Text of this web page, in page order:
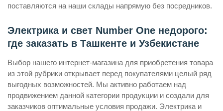
поставляются на наши склады напрямую без посредников.
Электрика и свет Number One недорого:
где заказать в Ташкенте и Узбекистане
Выбор нашего интернет-магазина для приобретения товара
из этой рубрики открывает перед покупателями целый ряд
выгодных возможностей. Мы активно работаем над
продвижением данной категории продукции и создали для
заказчиков оптимальные условия продажи. Электрика и